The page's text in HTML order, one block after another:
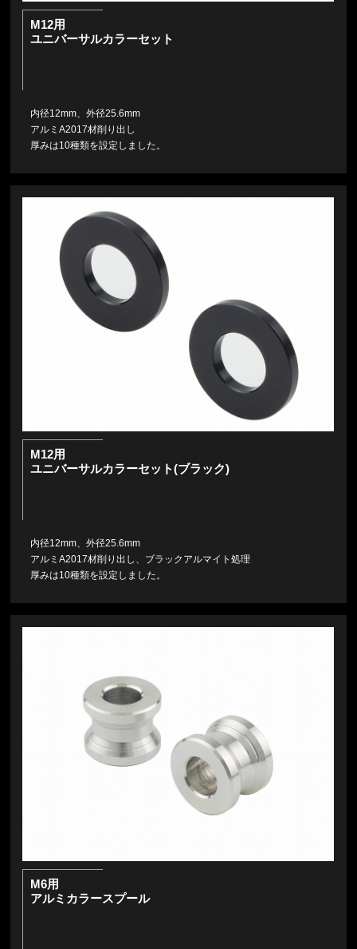
M12用
ユニバーサルカラーセット
内径12mm、外径25.6mm
アルミA2017材削り出し
厚みは10種類を設定しました。
M12用
ユニバーサルカラーセット(ブラック)
内径12mm、外径25.6mm
アルミA2017材削り出し、ブラックアルマイト処理
厚みは10種類を設定しました。
M6用
アルミカラースプール